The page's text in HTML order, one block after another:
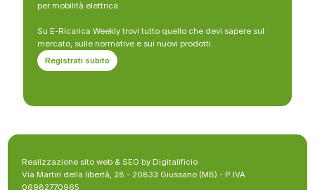
per mobilità elettrica.
Su E-Ricarica Weekly trovi tutto quello che devi sapere sul
mercato, sulle normative e sui nuovi prodotti.
Registrati subito
Realizzazione sito web & SEO by Digitalificio
Via Martiri della libertà, 28 - 20833 Giussano (MB) - P.IVA
06982770965